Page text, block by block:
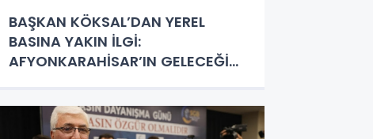
BAŞKAN KÖKSAL’DAN YEREL
BASINA YAKIN İLGİ:
AFYONKARAHİSAR’IN GELECEĞİ